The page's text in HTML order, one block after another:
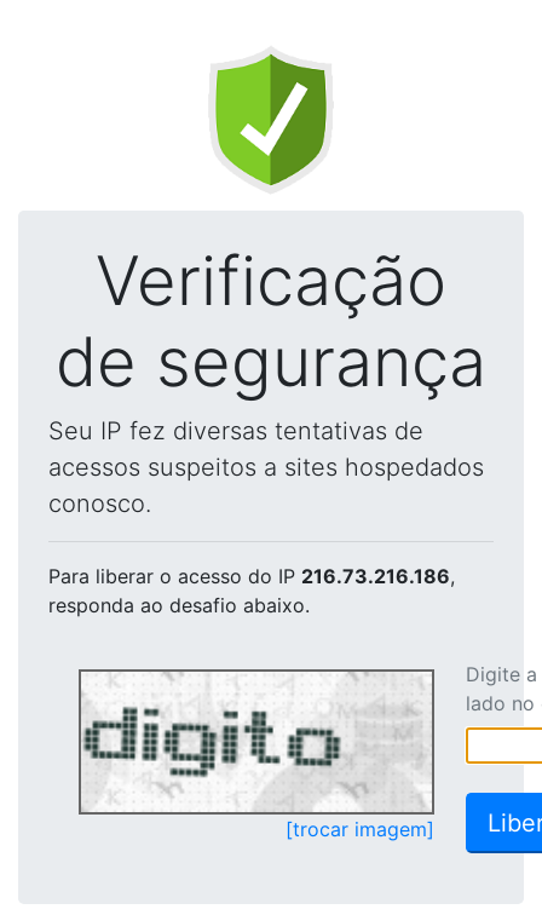
Verificação
de segurança
Seu IP fez diversas tentativas de
acessos suspeitos a sites hospedados
conosco.
Para liberar o acesso do IP 216.73.216.186,
responda ao desafio abaixo.
[trocar imagem]
Digite
lado no